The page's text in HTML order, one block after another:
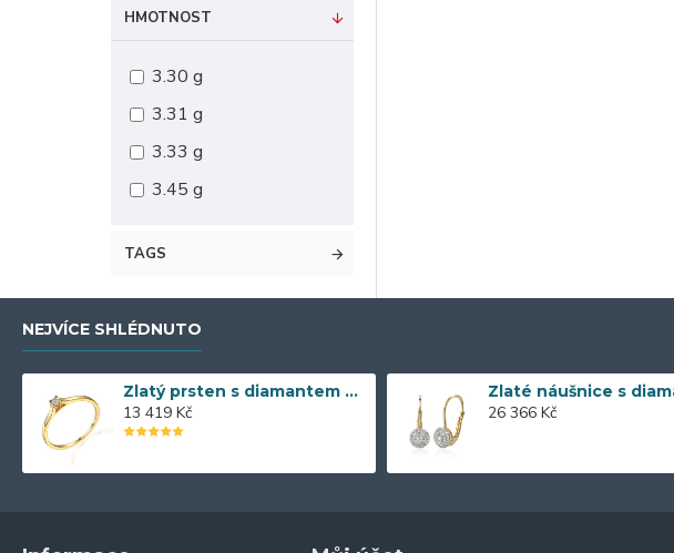
HMOTNOST
3.30 g
3.31 g
3.33 g
3.45 g
TAGS
NEJVÍCE SHLÉDNUTO
Zlatý prsten s diamantem 585/1000, 0,04 ct - 55118R013
13 419 Kč 26 366 Kč